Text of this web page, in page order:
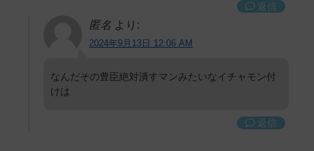
返信
匿名 より:
2024年9月13日 12:06 AM
なんだその豊臣絶対潰すマンみたいなイチャモン付
けは
返信